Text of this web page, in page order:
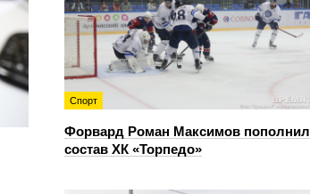
Спорт
Форвард Роман Максимов пополнил
состав ХК «Торпедо»